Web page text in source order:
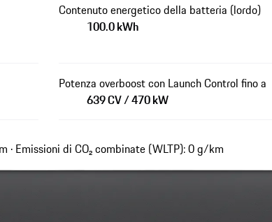
Contenuto energetico della batteria (lordo)
100.0 kWh
Potenza overboost con Launch Control fino a
639 CV / 470 kW
Emissioni di CO₂ combinate (WLTP): 0 g/km